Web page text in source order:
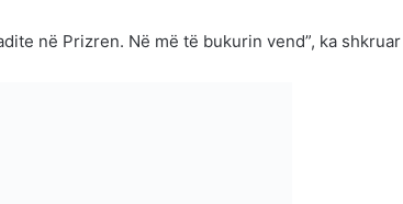
në Prizren. Në më të bukurin vend”, ka